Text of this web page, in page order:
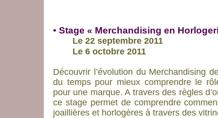
• Stage « Merchandising en
Le 22 septembre 2011
Le 6 octobre 2011
Découvrir l’évolution du Merchandising
du temps pour mieux comprendre le
pour une marque. A travers des règles
ce stage permet de comprendre
joaillières et horlogères à travers des